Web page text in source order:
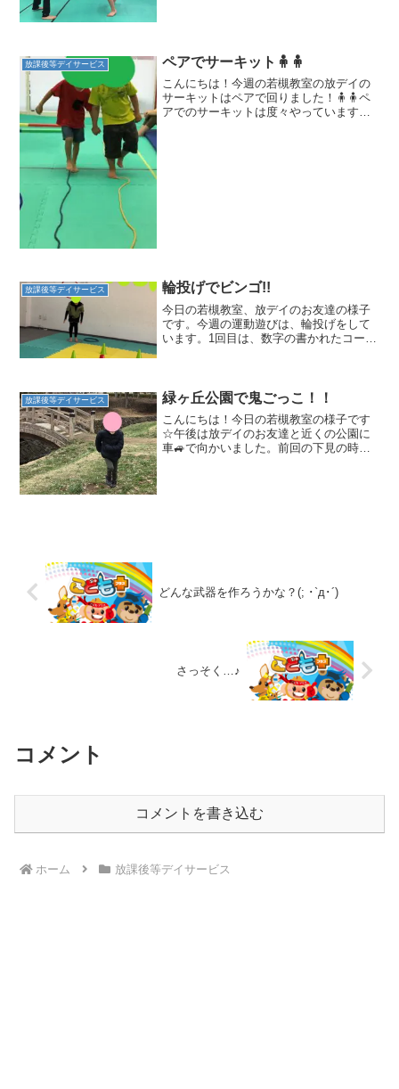
放課後等デイサービス ペアでサーキット🧍🧍
こんにちは！今週の若槻教室の放デイの
サーキットはペアで回りました！🧍🧍ペ
アでのサーキットは度々やっています
放課後等デイサービス 輪投げでビンゴ!!
今日の若槻教室、放デイのお友達の様子
です。今週の運動遊びは、輪投げをして
います。1回目は、数字の書かれたコーン
で考えて「○○！」...
放課後等デイサービス 緑ヶ丘公園で鬼ごっこ！！
こんにちは！今日の若槻教室の様子です
☆午後は放デイのお友達と近くの公園に
車🚙で向かいました。前回の下見の時と
どんな武器を作ろうかな？(; ･`д･´)
さっそく…♪
コメント
コメントを書き込む
ホーム 放課後等デイサービス